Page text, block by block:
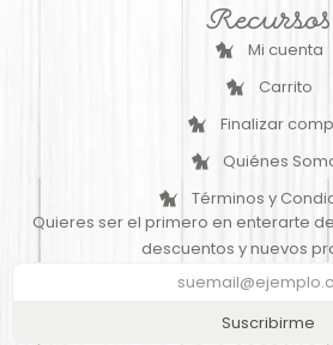
Recursos
Mi cuenta
Carrito
Finalizar
Quiénes
Términos y
Quieres ser el primero en enterarte
descuentos y nuevos
Suscribirme